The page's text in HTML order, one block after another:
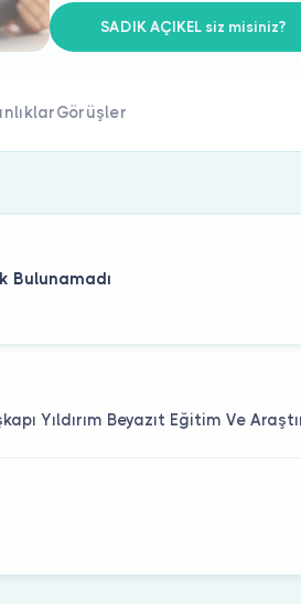
SADIK AÇIKEL siz misiniz?
Görüşler
Bulunamadı
Yıldırım Beyazıt Eğitim Ve